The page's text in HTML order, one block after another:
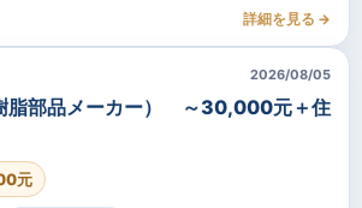
詳細を見る →
2026/08/05
脂部品メーカー） ～30,000元＋住
元